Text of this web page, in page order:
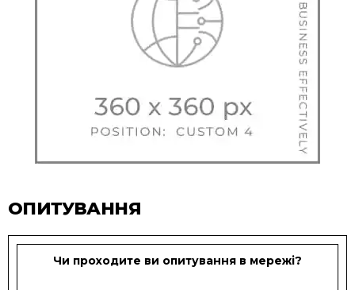
ОПИТУВАННЯ
Чи проходите ви опитування в мережі?